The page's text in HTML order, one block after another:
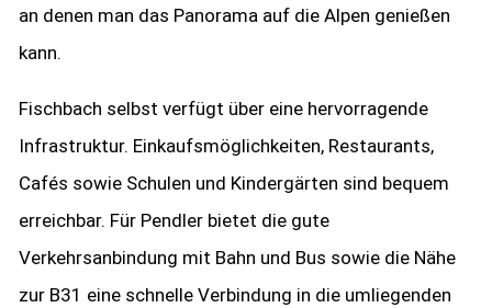
an denen man das Panorama auf die Alpen genießen
kann.
Fischbach selbst verfügt über eine hervorragende
Infrastruktur. Einkaufsmöglichkeiten, Restaurants,
Cafés sowie Schulen und Kindergärten sind bequem
erreichbar. Für Pendler bietet die gute
Verkehrsanbindung mit Bahn und Bus sowie die Nähe
zur B31 eine schnelle Verbindung in die umliegenden